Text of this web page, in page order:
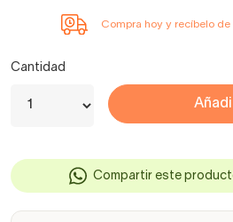
Compra hoy y recíbelo de
Cantidad
Compartir este